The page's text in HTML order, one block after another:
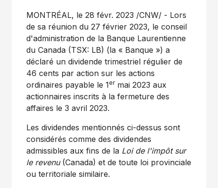
MONTRÉAL, le 28 févr. 2023 /CNW/ - Lors
de sa réunion du 27 février 2023, le conseil
d'administration de la Banque Laurentienne
du Canada (TSX: LB) (la « Banque ») a
déclaré un dividende trimestriel régulier de
46 cents par action sur les actions
ordinaires payable le 1ermai 2023 aux
actionnaires inscrits à la fermeture des
affaires le 3 avril 2023.
Les dividendes mentionnés ci-dessus sont
considérés comme des dividendes
admissibles aux fins de la Loi del'impôt sur
le revenu (Canada) et de toute loi provinciale
ou territoriale similaire.